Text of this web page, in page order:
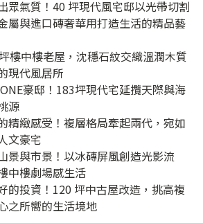
眾氣質！40 坪現代風宅邸以光帶切割
屬與進口磚奢華用打造生活的精品藝
樓中樓老屋，沈穩石紋交織溫潤木質
現代風居所
豪邸！183坪現代宅延攬天際與海
源
精緻感受！複層格局牽起兩代，宛如
文豪宅
景與市景！以冰磚屏風創造光影流
中樓劇場感生活
的投資！120 坪中古屋改造，挑高複
之所嚮的生活境地